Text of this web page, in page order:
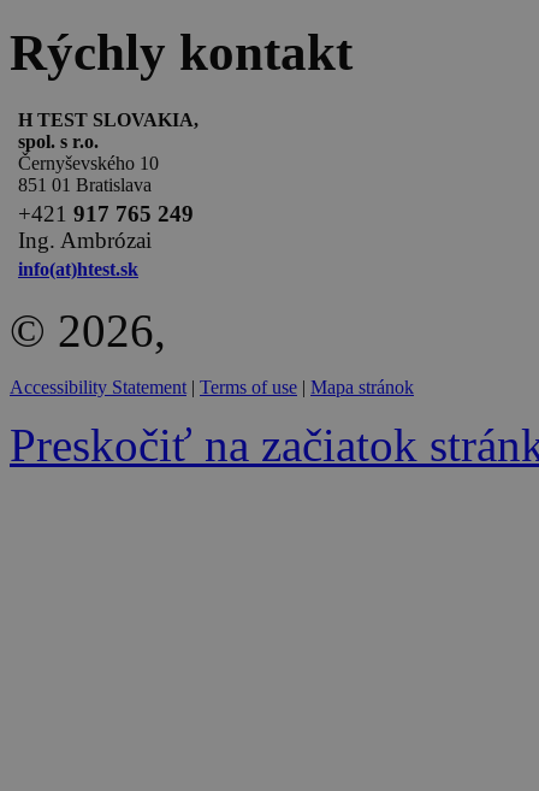
Rýchly kontakt
H TEST SLOVAKIA,
spol. s r.o.
Černyševského 10
851 01 Bratislava
+421 917 765 249
Ing. Ambrózai
info(at)htest.sk
© 2026,
Accessibility Statement | Terms of use | Mapa stránok
Preskočiť na začiatok